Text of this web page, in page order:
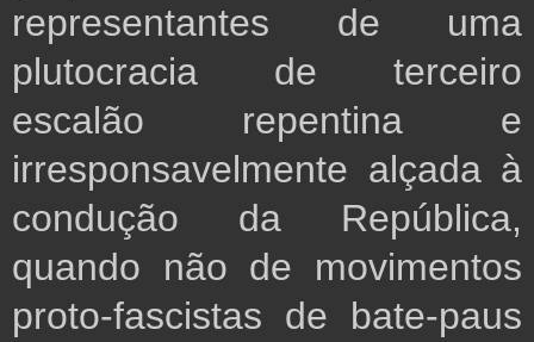
representantes de uma
plutocracia de terceiro
escalão repentina e
irresponsavelmente alçada à
condução da República,
quando não de movimentos
proto-fascistas de bate-paus